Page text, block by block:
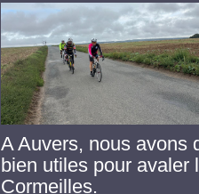
A Auvers, nous avons
bien utiles pour avaler
Cormeilles.